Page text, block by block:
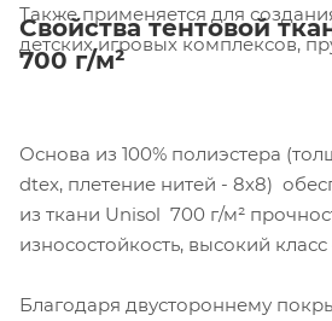
Также применяется для
детских игровых комплексов,
Свойства тентовой
700 г/м²
Основа из 100% полиэстера
dtex, плетение нитей - 8х8)
из ткани Unisol 700 г/м²
износостойкость, высокий класс
Благодаря двустороннему